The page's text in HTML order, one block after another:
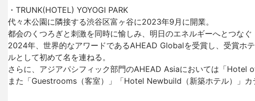
・TRUNK(HOTEL) YOYOGI PARK
代々木公園に隣接する渋谷区富ヶ谷に2023年9月に開業。
都会のくつろぎと刺激を同時に愉しみ、明日のエネルギーへとつなぐ
2024年、世界的なアワードであるAHEAD Globalを受賞し、受賞ホ
ルとして初めて名を連ねる。
さらに、アジアパシフィック部門のAHEAD Asiaにおいては「Hotel
また「Guestrooms（客室）」「Hotel Newbuild（新築ホテル）」カ